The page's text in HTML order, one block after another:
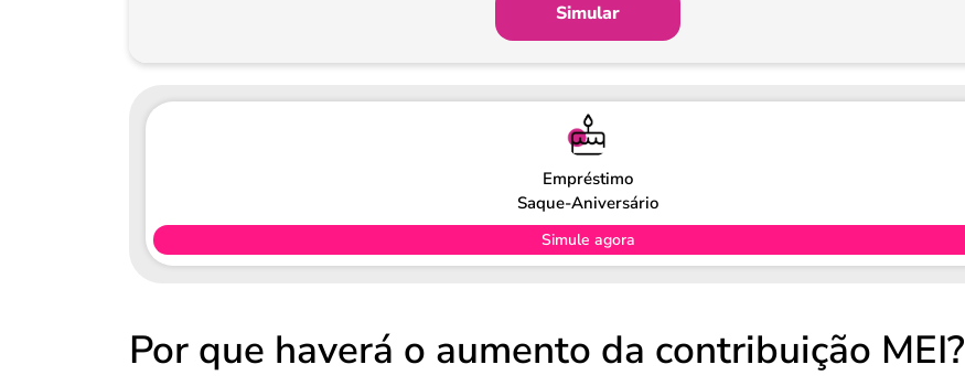
Simular
Empréstimo
Saque-Aniversário
Simule agora
Por que haverá o aumento da contribuição MEI?